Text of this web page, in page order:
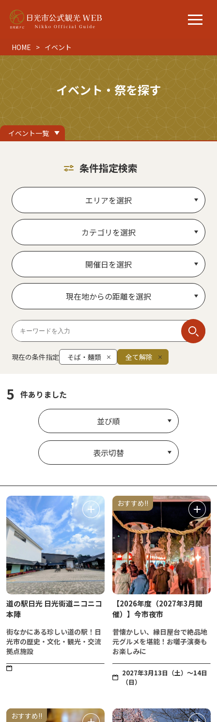
HOME イベント
イベント・祭を探す
イベント一覧
条件指定検索
エリアを選択
カテゴリを選択
開催日を選択
現在地からの距離を選択
現在の条件指定 そば・麺類 全て解除
5 件ありました
並び順
表示切替
道の駅日光 日光街道ニコニコ
本陣
街なかにある珍しい道の駅！日
光市の歴史・文化・観光・交流
拠点施設
おすすめ!!
【2026年度（2027年3月開
催）】今市夜市
昔懐かしい、縁日屋台で絶品地
元グルメを堪能！お囃子演奏も
お楽しみに
2027年3月13日（土）～14日
（日）
おすすめ!!